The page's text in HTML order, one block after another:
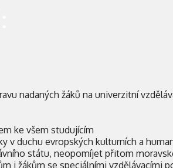
nadaných žáků na univerzitní
ke všem studujícím
v duchu evropských kulturních a
státu, neopomíjet přitom
i žákům se speciálními vzdělávacími